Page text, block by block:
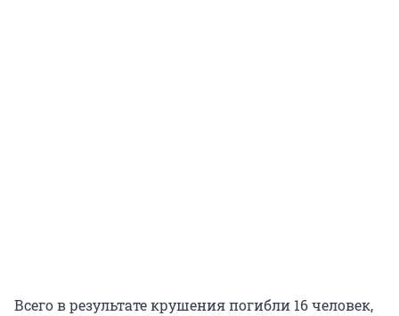
Всего в результате крушения погибли 16 человек,